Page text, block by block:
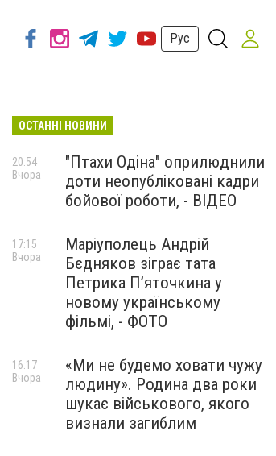
Рус
ОСТАННІ НОВИНИ
"Птахи Одіна" оприлюднили
доти неопубліковані кадри
бойової роботи, - ВІДЕО
20:54
Вчора
Маріуполець Андрій
Бєдняков зіграє тата
Петрика П’яточкина у
новому українському
фільмі, - ФОТО
17:15
Вчора
«Ми не будемо ховати чужу
людину». Родина два роки
шукає військового, якого
визнали загиблим
16:17
Вчора